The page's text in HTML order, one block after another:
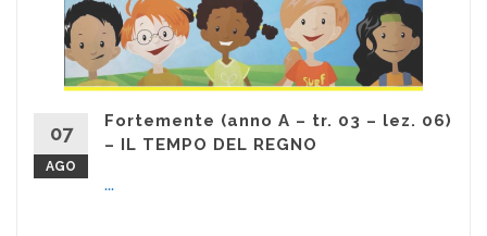
07
AGO
Fortemente (anno A – tr. 03 – lez. 06)
– IL TEMPO DEL REGNO
...